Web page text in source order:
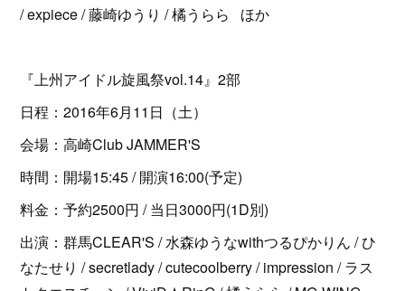
/ expiece / 藤崎ゆうり / 橘うらら ほか
『上州アイドル旋風祭vol.14』2部
日程：2016年6月11日（土）
会場：高崎Club JAMMER'S
時間：開場15:45 / 開演16:00(予定)
料金：予約2500円 / 当日3000円(1D別)
出演：群馬CLEAR'S / 水森ゆうなwithつるぴかりん / ひ
なたせり / secretlady / cutecoolberry / impression / ラス